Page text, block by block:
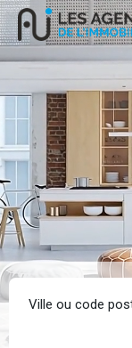
Ville ou code